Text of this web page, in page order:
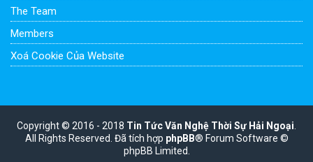
The Team
Members
Xoá Cookie Của Website
Copyright © 2016 - 2018 Tin Tức Văn Nghệ Thời Sự Hải Ngoại
All Rights Reserved. Đã tích hợp phpBB® Forum Software ©
phpBB Limited.